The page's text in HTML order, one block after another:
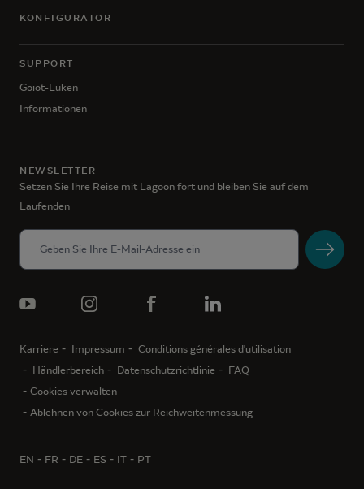
KONFIGURATOR
SUPPORT
Goiot-Luken
Informationen
NEWSLETTER
Setzen Sie Ihre Reise mit Lagoon fort und bleiben Sie auf dem
Laufenden
Karriere Impressum
Conditions générales d'utilisation
Händlerbereich
Datenschutzrichtlinie
FAQ
Cookies verwalten
Ablehnen von Cookies zur Reichweitenmessung
EN FR DE ES IT PT